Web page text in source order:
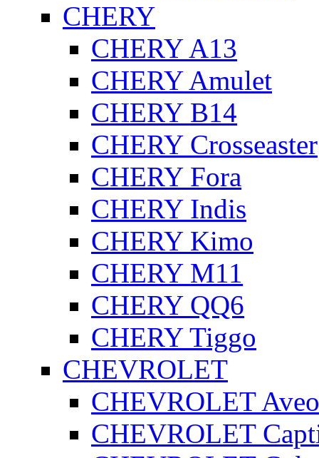
CHERY
CHERY A13
CHERY Amulet
CHERY B14
CHERY Crosseaster
CHERY Fora
CHERY Indis
CHERY Kimo
CHERY M11
CHERY QQ6
CHERY Tiggo
CHEVROLET
CHEVROLET Aveo
CHEVROLET